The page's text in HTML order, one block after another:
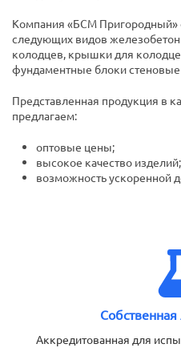
Компания «БСМ Пригородный»
следующих видов
колодцев, крышки для
фундаментные блоки
Представленная продукция в
предлагаем:
оптовые цены;
высокое качество изделий;
возможность ускоренной
Аккредитованная для